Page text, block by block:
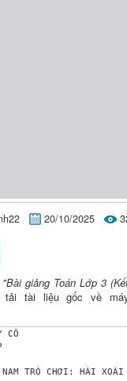
20/10/2025
"Bài giảng Toán Lớp 3
tài liệu gốc về
CÔ
TRÒ CHƠI: HÁI XOÀI